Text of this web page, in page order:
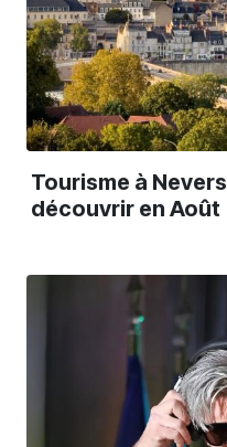
Tourisme à
découvrir en Août